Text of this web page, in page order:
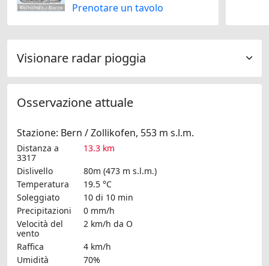
Prenotare un tavolo
Visionare radar pioggia
Osservazione attuale
Stazione: Bern / Zollikofen, 553 m s.l.m.
Distanza a
3317
13.3 km
Dislivello
80m (473 m s.l.m.)
Temperatura
19.5 °C
Soleggiato
10 di 10 min
Precipitazioni
0 mm/h
Velocità del
vento
2 km/h da O
Raffica
4 km/h
Umidità
70%